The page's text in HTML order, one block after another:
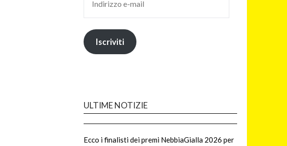
Iscriviti
ULTIME NOTIZIE
Ecco i finalisti dei premi NebbiaGialla 2026 per